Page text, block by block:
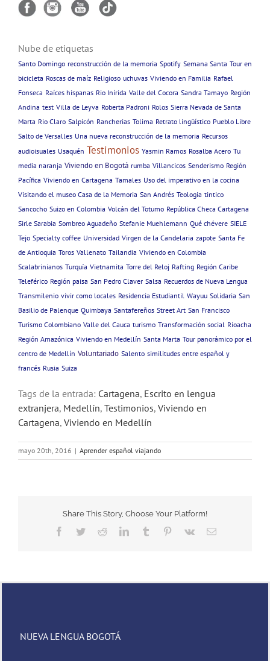
Nube de etiquetas
Santo Domingo reconstrucción de la memoria Spotify Semana Santa Tour en
bicicleta Roscas de maíz Religioso uchuvas Viviendo en Familia Rafael
Fonseca Raíces hispanas Rio Inírida Valle del Cocora Sandra Tamayo Región
Andina test Villa de Leyva Roberta Padroni Rolos Sierra Nevada de Santa
Marta Rio Claro Salpicón Rancherias Tolima Retrato lingüístico Pueblo Libre
Salto de Versalles Una nueva reconstrucción de la memoria Recursos
audioisuales Usaquén Testimonios Yasmin Ramos Rosalba Acero Tu
media naranja Viviendo en Bogotá rumba Villancicos Senderismo Región
Pacífica Viviendo en Cartagena Tamales Uso del imperativo en la cocina
Visitando el museo Casa de la Memoria San Andrés Teologia tintico
Sancocho Suizo en Colombia Volcán del Totumo República Checa Cartagena
Sirle Sarabia Sombreo Aguadeño Stefanie Muehlemann Qué chévere SIELE
Tejo Specialty coffee Universidad Virgen de la Candelaria zapote Santa Fe
de Antioquia Toros Vallenato Tailandia Viviendo en Colombia
Scalabrinianos Turquía Vietnamita Torre del Reloj Rafting Región Caribe
Teleférico Región paisa San Pedro Claver Salsa Recuerdos de Nueva Lengua
Transmilenio vivir como locales Residencia Estudiantil Wayuu Solidaria San
Basilio de Palenque Quimbaya Santafereños Street Art San Francisco
Turismo Colombiano Valle del Cauca turismo Transformación social Rioacha
Región Amazónica Viviendo en Medellín Santa Marta Tour panorámico por el
centro de Medellín Voluntariado Salento similitudes entre español y
francés Rusia Suiza
Tags de la entrada: Cartagena, Escrito en lengua
extranjera, Medellín, Testimonios, Viviendo en
Cartagena, Viviendo en Medellín
mayo 20th, 2016 | Aprender español viajando
Share This Story, Choose Your Platform!
Facebook
TwitterRedditLinkedInTumblr Pinterest
Vk Email
NUEVA LENGUA BOGOTÁ